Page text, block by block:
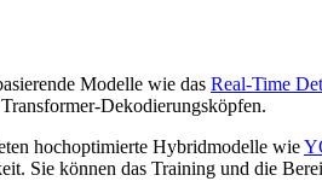
Modelle wie das Real-Time
Dekodierungsköpfen.
hochoptimierte Hybridmodelle wie
Sie können das Training und die